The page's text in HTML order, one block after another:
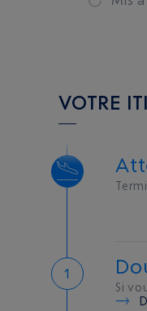
VOTRE
Si